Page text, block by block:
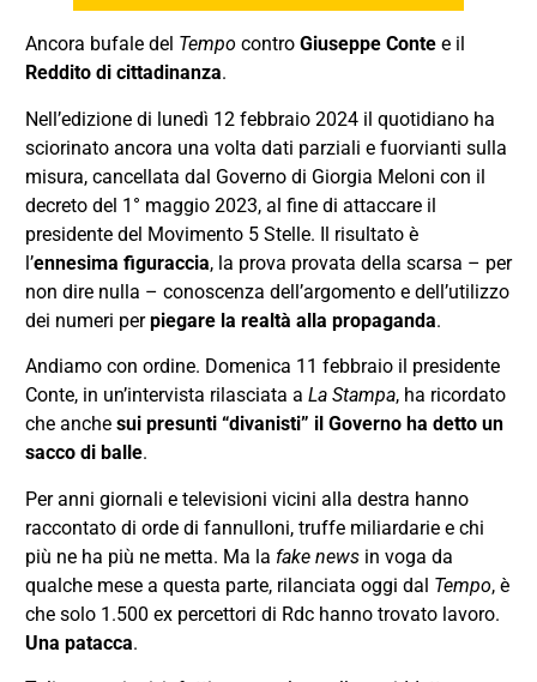
Ancora bufale del Tempo contro Giuseppe Contee il
Reddito di cittadinanza.
Nell’edizione di lunedì 12 febbraio 2024 il quotidiano ha
sciorinato ancora una volta dati parziali e fuorvianti sulla
misura, cancellata dal Governo di Giorgia Meloni con il
decreto del 1° maggio 2023, al fine di attaccare il
presidente del Movimento 5 Stelle. Il risultato è
l’ennesima figuraccia, la prova provata della scarsa – per
non dire nulla – conoscenza dell’argomento e dell’utilizzo
dei numeri perpiegare la realtà alla propaganda.
Andiamo con ordine. Domenica 11 febbraio il presidente
Conte, in un’intervista rilasciata a La Stampa, ha ricordato
che anche sui presunti “divanisti” il Governo ha detto un
sacco di balle.
Per anni giornali e televisioni vicini alla destra hanno
raccontato di orde di fannulloni, truffe miliardarie e chi
più ne ha più ne metta. Ma la fake news in voga da
qualche mese a questa parte, rilanciata oggi dal Tempo, è
che solo 1.500 ex percettori di Rdc hanno trovato lavoro.
Una patacca.